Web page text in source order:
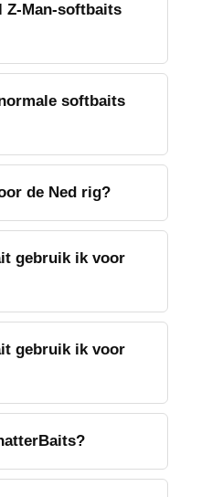
Z-Man-softbaits
softbaits
de Ned rig?
gebruik ik voor
gebruik ik voor